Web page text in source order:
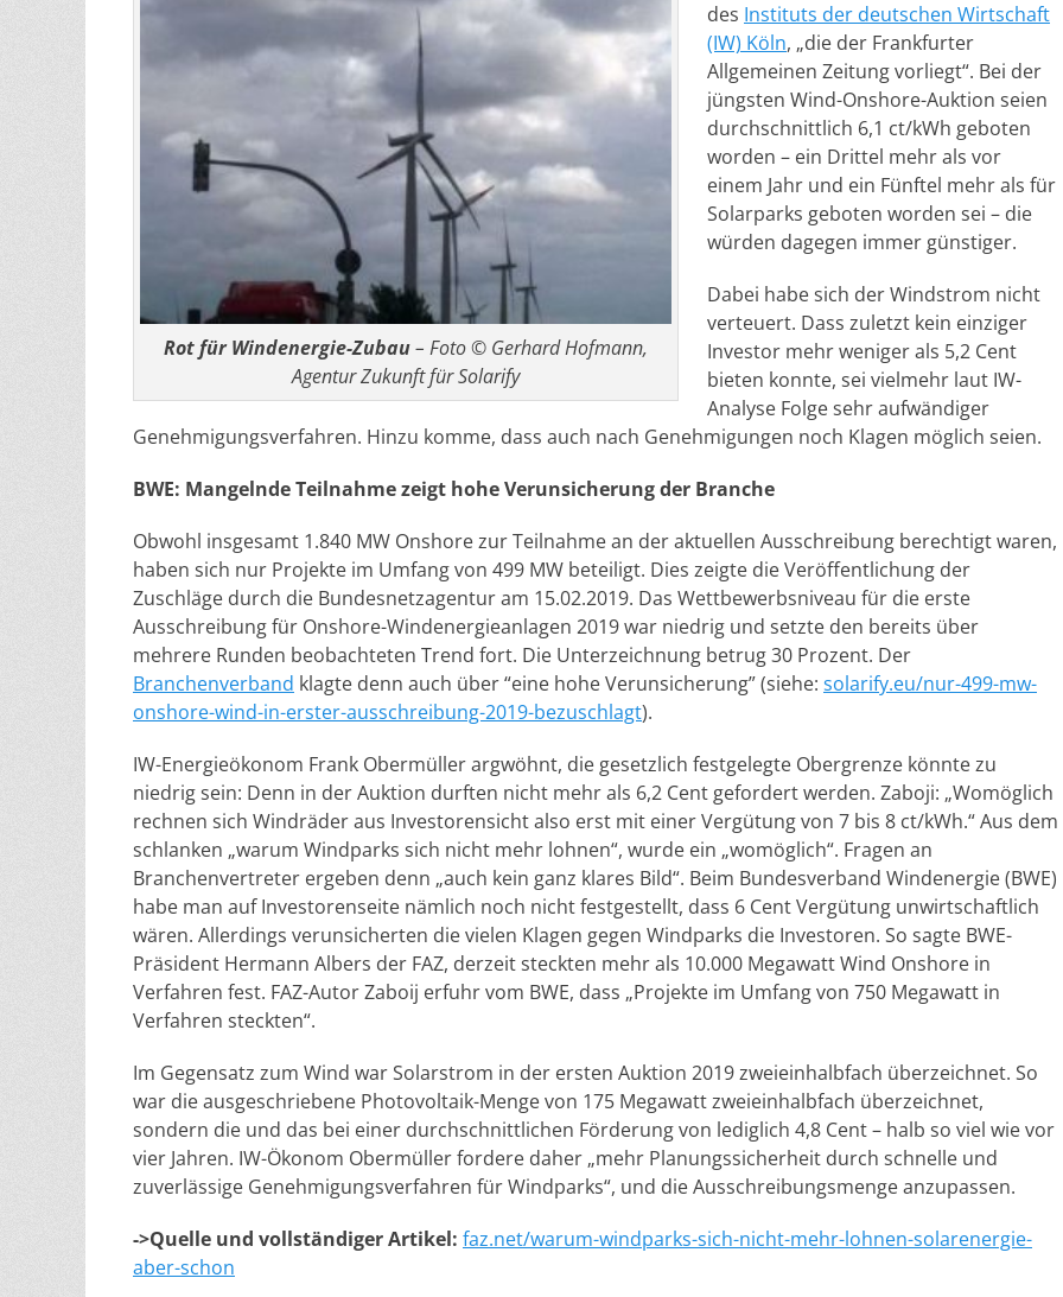
Rot für Windenergie-Zubau– Foto © Gerhard Hofmann,
Agentur Zukunft für Solarify
des Instituts der deutschen Wirtschaft
(IW) Köln, „die der Frankfurter
Allgemeinen Zeitung vorliegt“. Bei der
jüngsten Wind-Onshore-Auktion seien
durchschnittlich 6,1 ct/kWh geboten
worden – ein Drittel mehr als vor
einem Jahr und ein Fünftel mehr als für
Solarparks geboten worden sei – die
würden dagegen immer günstiger.
Dabei habe sich der Windstrom nicht
verteuert. Dass zuletzt kein einziger
Investor mehr weniger als 5,2 Cent
bieten konnte, sei vielmehr laut IW-
Analyse Folge sehr aufwändiger
Genehmigungsverfahren. Hinzu komme, dass auch nach Genehmigungen noch Klagen möglich seien.
BWE: Mangelnde Teilnahme zeigt hohe Verunsicherung der Branche
Obwohl insgesamt 1.840 MW Onshore zur Teilnahme an der aktuellen Ausschreibung berechtigt waren,
haben sich nur Projekte im Umfang von 499 MW beteiligt. Dies zeigte die Veröffentlichung der
Zuschläge durch die Bundesnetzagentur am 15.02.2019. Das Wettbewerbsniveau für die erste
Ausschreibung für Onshore-Windenergieanlagen 2019 war niedrig und setzte den bereits über
mehrere Runden beobachteten Trend fort. Die Unterzeichnung betrug 30 Prozent. Der
Branchenverband klagte denn auch über “eine hohe Verunsicherung” (siehe: solarify.eu/nur-499-mw-
onshore-wind-in-erster-ausschreibung-2019-bezuschlagt).
IW-Energieökonom Frank Obermüller argwöhnt, die gesetzlich festgelegte Obergrenze könnte zu
niedrig sein: Denn in der Auktion durften nicht mehr als 6,2 Cent gefordert werden. Zaboji: „Womöglich
rechnen sich Windräder aus Investorensicht also erst mit einer Vergütung von 7 bis 8 ct/kWh.“ Aus dem
schlanken „warum Windparks sich nicht mehr lohnen“, wurde ein „womöglich“. Fragen an
Branchenvertreter ergeben denn „auch kein ganz klares Bild“. Beim Bundesverband Windenergie (BWE)
habe man auf Investorenseite nämlich noch nicht festgestellt, dass 6 Cent Vergütung unwirtschaftlich
wären. Allerdings verunsicherten die vielen Klagen gegen Windparks die Investoren. So sagte BWE-
Präsident Hermann Albers der FAZ, derzeit steckten mehr als 10.000 Megawatt Wind Onshore in
Verfahren fest. FAZ-Autor Zaboij erfuhr vom BWE, dass „Projekte im Umfang von 750 Megawatt in
Verfahren steckten“.
Im Gegensatz zum Wind war Solarstrom in der ersten Auktion 2019 zweieinhalbfach überzeichnet. So
war die ausgeschriebene Photovoltaik-Menge von 175 Megawatt zweieinhalbfach überzeichnet,
sondern die und das bei einer durchschnittlichen Förderung von lediglich 4,8 Cent – halb so viel wie vor
vier Jahren. IW-Ökonom Obermüller fordere daher „mehr Planungssicherheit durch schnelle und
zuverlässige Genehmigungsverfahren für Windparks“, und die Ausschreibungsmenge anzupassen.
->Quelle und vollständiger Artikel: faz.net/warum-windparks-sich-nicht-mehr-lohnen-solarenergie-
aber-schon